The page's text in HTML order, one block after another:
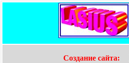
Создание сайта: